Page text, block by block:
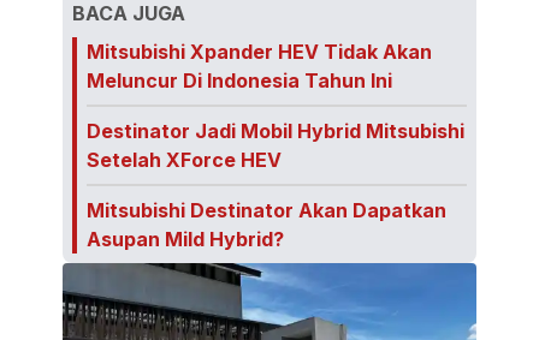
BACA JUGA
Mitsubishi Xpander HEV Tidak Akan
Meluncur Di Indonesia Tahun Ini
Destinator Jadi Mobil Hybrid Mitsubishi
Setelah XForce HEV
Mitsubishi Destinator Akan Dapatkan
Asupan Mild Hybrid?